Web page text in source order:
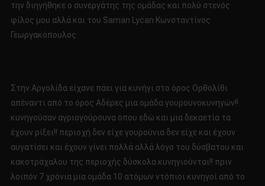
την διηγήθηκε ο συνεργάτης της ομάδας και πολύ στενός
φίλος μου αλλά και του Saman Lycan Κωνσταντίνος
Γεωργακόπουλος:
Στην Αργολίδα είχανε πάει για κυνήγι στο όρος Ορθολίθι
απέναντι από το όρος Αδέρες μια ομάδα γουρουνοκυνηγών!!
κυνηγούσαν αγριογούρουνα όπου εδώ και μια δεκαετία τα
έχουν ρίξει!! περιοχή δεν είχε γουρούνια δεν είχε και έχουν
αυγατίσει και έχουν γίνει πολλά αλλά λόγο του δύσβατου και
κακοτράχαλου της περιοχής δύσκολα κυνηγιούνται!! πριν
λοιπόν 7 χρόνια μια ομάδα 10 ατόμων ντόπιοι κυνηγοί από το